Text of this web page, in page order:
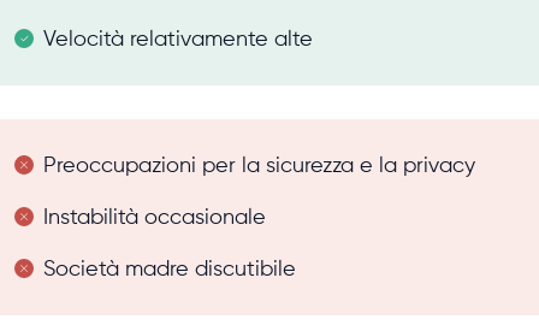
Velocità relativamente alte
Preoccupazioni per la sicurezza e la privacy
Instabilità occasionale
Società madre discutibile